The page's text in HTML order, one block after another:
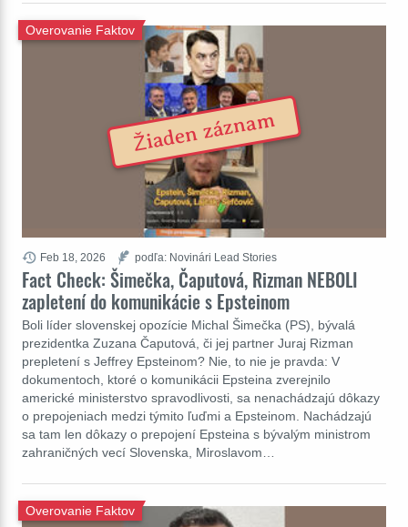
Fact Check: Šimečka, Čaputová, Rizman NEBOLI
zapletení do komunikácie s Epsteinom
Overovanie Faktov
Boli líder slovenskej opozície Michal Šimečka (PS), bývalá
prezidentka Zuzana Čaputová, či jej partner Juraj Rizman
prepletení s Jeffrey Epsteinom? Nie, to nie je pravda: V
dokumentoch, ktoré o komunikácii Epsteina zverejnilo
americké ministerstvo spravodlivosti, sa nenachádzajú dôkazy
o prepojeniach medzi týmito ľuďmi a Epsteinom. Nachádzajú
sa tam len dôkazy o prepojení Epsteina s bývalým ministrom
zahraničných vecí Slovenska, Miroslavom…
Feb 18, 2026 podľa: Novinári Lead Stories
Žiaden záznam
Overovanie Faktov